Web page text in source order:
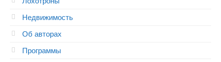
Недвижимость
Об авторах
Программы